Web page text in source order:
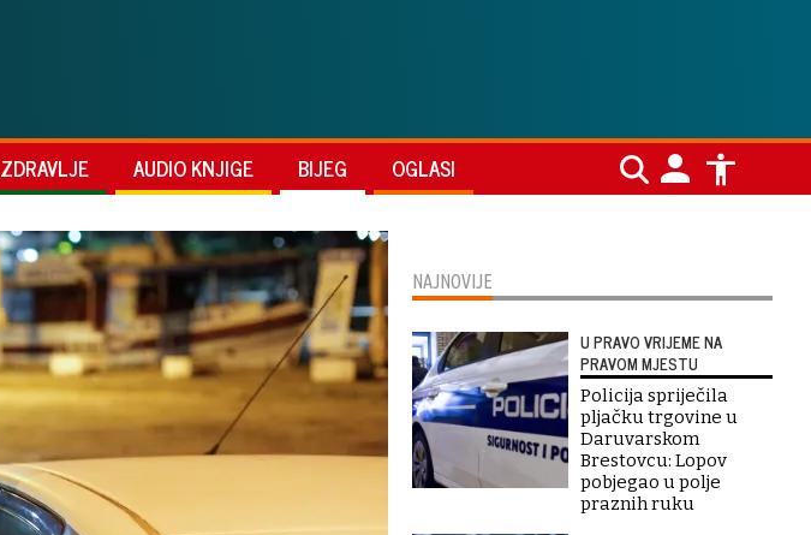
ZDRAVLJE AUDIO KNJIGE BIJEG OGLASI
NAJNOVIJE
U PRAVO VRIJEME NA
PRAVOM MJESTU
Policija spriječila
pljačku trgovine u
Daruvarskom
Brestovcu: Lopov
pobjegao u polje
praznih ruku